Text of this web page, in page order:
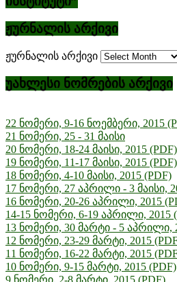
ჟურნალის არქივი
ჟურნალის არქივი
უახლესი ნომრების არქივი
22 ნომერი, 9-16 ნოემბერი, 2015
21 ნომერი, 25 - 31 მაისი
20 ნომერი, 18-24 მაისი, 2015 (PDF)
19 ნომერი, 11-17 მაისი, 2015 (PDF)
18 ნომერი, 4-10 მაისი, 2015 (PDF)
17 ნომერი, 27 აპრილი - 3 მაისი,
16 ნომერი, 20-26 აპრილი, 2015
14-15 ნომერი, 6-19 აპრილი, 2015
13 ნომერი, 30 მარტი - 5 აპრილი,
12 ნომერი, 23-29 მარტი, 2015
11 ნომერი, 16-22 მარტი, 2015
10 ნომერი, 9-15 მარტი, 2015 (PDF)
9 ნომერი, 2-8 მარტი, 2015 (PDF)